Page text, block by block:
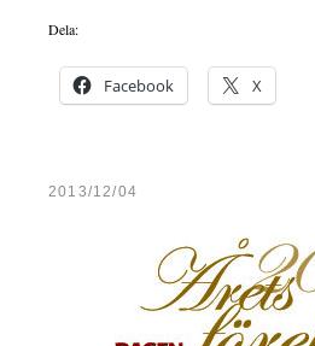
Dela:
Facebook X
2013/12/04